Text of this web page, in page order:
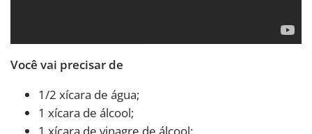
Você vai precisar de
1/2 xícara de água;
1 xícara de álcool;